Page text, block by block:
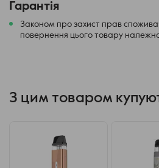
Вихідна потужність: 5-40 Вт
Акумулятор: 1500 мАг
Картридж NeXLIM 4 мл 0,8 Ом
Інструкції щодо використання
З NeXLIM ви отримаєте
Гарантія
Законом про захист прав
повернення цього товару
З цим товаром